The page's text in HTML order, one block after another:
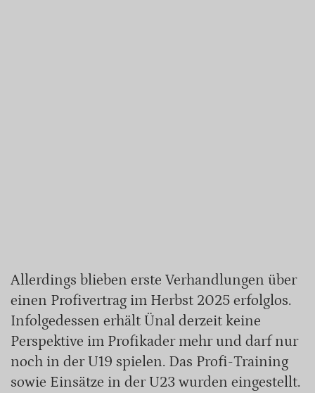
Allerdings blieben erste Verhandlungen über
einen Profivertrag im Herbst 2025 erfolglos.
Infolgedessen erhält Ünal derzeit keine
Perspektive im Profikader mehr und darf nur
noch in der U19 spielen. Das Profi-Training
sowie Einsätze in der U23 wurden eingestellt.